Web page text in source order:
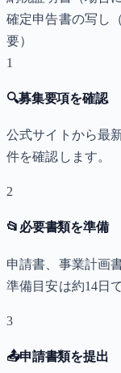
確定申告書の写し
要）
1
🔍募集要項を確認
公式サイトから最
件を確認します。
2
📂 必要書類を準備
申請書、事業計画
準備目安は約14日
3
📤申請書類を提出